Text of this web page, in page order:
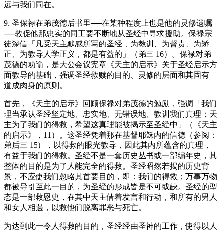
远与我们同在。
9. 圣保禄在弟茂德后书里──在某种程度上也是他的灵修遗嘱
──敦促他那忠实的同工要不断地从圣经中寻求援助。保禄宗
徒深信「凡受天主默感所写的圣经，为教训、为督责、为矫
正、为教导人学正义，都是有益的」（弟三 16）。保禄对弟
茂德的劝谕，是大公会议宪章《天主的启示》关于圣经启示方
面教导的基础，强调圣经救赎的目的、灵修的层面和其固有
道成肉身的原则。
首先，《天主的启示》回顾保禄对弟茂德的勉励，强调「我们
理当承认圣经坚定地、忠实地、无错误地、教训我们真理；天
主为了我们的得救，希望这真理能被揭示至圣经中」（《天主
的启示》，11）。这圣经凭着那在基督耶稣内的信德（参阅：
弟后三 15），以得救的眼光教导，因此其内所蕴含的真理，
有益于我们的得救。圣经不是一套历史丛书或一部编年史，其
整体的目的是为了人能完全的得救。圣经昭然若揭的历史背
景，不应使我们忽略其首要目的，即：我们的得救；万事万物
都被导引至此一目的，为圣经的形成皆是不可或缺。圣经的型
态是一部救恩史，在其中天主借着发言和行动，和所有的男人
和女人相遇，以救他们脱离罪恶与死亡。
为达到此一令人得救的目的，圣经经由圣神的工作，使得以人